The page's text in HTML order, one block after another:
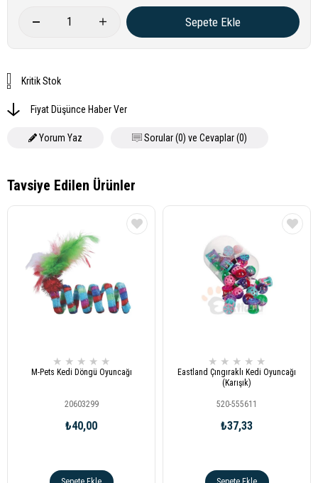
Kritik Stok
Fiyat Düşünce Haber Ver
Yorum Yaz Sorular (0) ve Cevaplar (0)
★ ★ ★ ★ ★
M-Pets Kedi Döngü Oyuncağı
20603299
₺40,00
★ ★ ★ ★ ★
Eastland Çıngıraklı Kedi Oyuncağı
(Karışık)
520-555611
₺37,33